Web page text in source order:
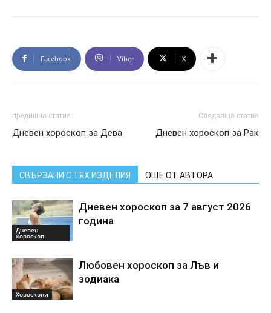
Facebook Viber X
предишна статия
Дневен хороскоп за Дева
Следваща статия
Дневен хороскоп за Рак
СВЪРЗАНИ С ТЯХ ИЗДЕЛИЯ ОЩЕ ОТ АВТОРА
Дневен
хороскоп
Дневен хороскоп за 7 август 2026
година
Хороскопи
Любовен хороскоп за Лъв и
зодиака